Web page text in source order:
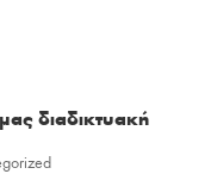
διαδικτυακή